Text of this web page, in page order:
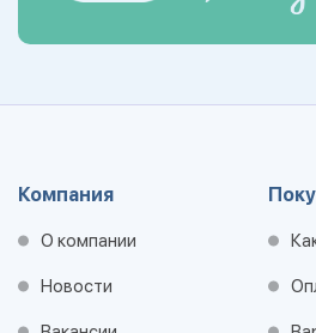
Компания
О компании
Новости